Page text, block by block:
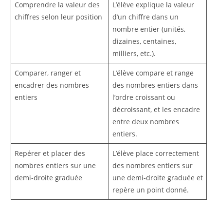
Comprendre la valeur des
chiffres selon leur position
L’élève explique la valeur
d’un chiffre dans un
nombre entier (unités,
dizaines, centaines,
milliers, etc.).
Comparer, ranger et
encadrer des nombres
entiers
L’élève compare et range
des nombres entiers dans
l’ordre croissant ou
décroissant, et les encadre
entre deux nombres
entiers.
Repérer et placer des
nombres entiers sur une
demi-droite graduée
L’élève place correctement
des nombres entiers sur
une demi-droite graduée et
repère un point donné.